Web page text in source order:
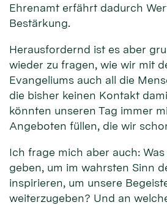
Ehrenamt erfährt dadurch
Bestärkung.
Herausfordernd ist es aber
wieder zu fragen, wie wir mit
Evangeliums auch all die
die bisher keinen Kontakt
könnten unseren Tag immer
Angeboten füllen, die wir
Ich frage mich aber auch:
geben, um im wahrsten Sinn
inspirieren, um unsere
weiterzugeben? Und an